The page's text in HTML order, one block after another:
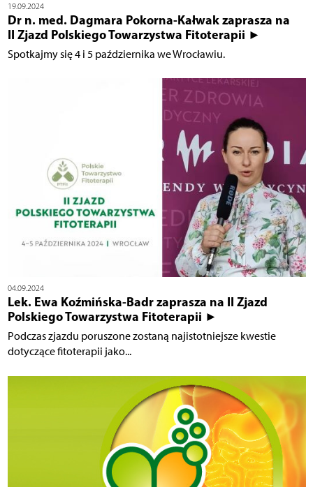
19.09.2024
Dr n. med. Dagmara Pokorna-Kałwak zaprasza na
II Zjazd Polskiego Towarzystwa Fitoterapii ►
Spotkajmy się 4 i 5 października we Wrocławiu.
04.09.2024
Lek. Ewa Koźmińska-Badr zaprasza na II Zjazd
Polskiego Towarzystwa Fitoterapii ►
Podczas zjazdu poruszone zostaną najistotniejsze kwestie
dotyczące fitoterapii jako...